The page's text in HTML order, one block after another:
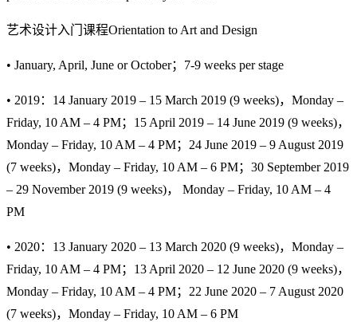
艺术设计入门课程Orientation to Art and Design
• January, April, June or October；7-9 weeks per stage
• 2019：14 January 2019 – 15 March 2019 (9 weeks)，Monday –
Friday, 10 AM – 4 PM；15 April 2019 – 14 June 2019 (9 weeks)，
Monday – Friday, 10 AM – 4 PM；24 June 2019 – 9 August 2019
(7 weeks)，Monday – Friday, 10 AM – 6 PM；30 September 2019
– 29 November 2019 (9 weeks)， Monday – Friday, 10 AM – 4
PM
• 2020：13 January 2020 – 13 March 2020 (9 weeks)，Monday –
Friday, 10 AM – 4 PM；13 April 2020 – 12 June 2020 (9 weeks)，
Monday – Friday, 10 AM – 4 PM；22 June 2020 – 7 August 2020
(7 weeks)，Monday – Friday, 10 AM – 6 PM